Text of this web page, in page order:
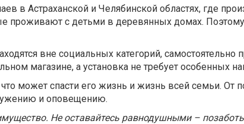
в Астраханской и Челябинской областях, где
проживают с детьми в деревянных домах.
вне социальных категорий, самостоятельно
магазине, а установка не требует особенных
может спасти его жизнь и жизнь всей семьи. От
и оповещению.
Не оставайтесь равнодушными –